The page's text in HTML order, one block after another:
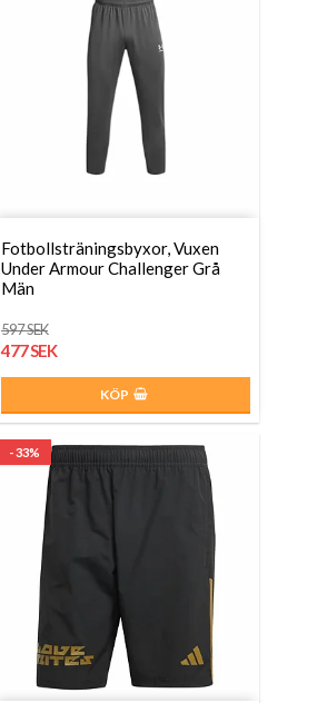
Fotbollsträningsbyxor, Vuxen
Under Armour Challenger Grå
Män
597 SEK
477 SEK
KÖP
- 33%